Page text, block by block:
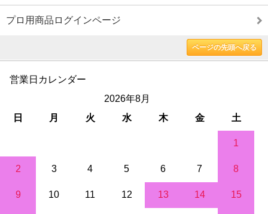
プロ用商品ログインページ
ページの先頭へ戻る
営業日カレンダー
2026年8月
日
月 火 水 木 金 土
1
2 3 4 5 6 7 8
9 10 11 12 13 14 15